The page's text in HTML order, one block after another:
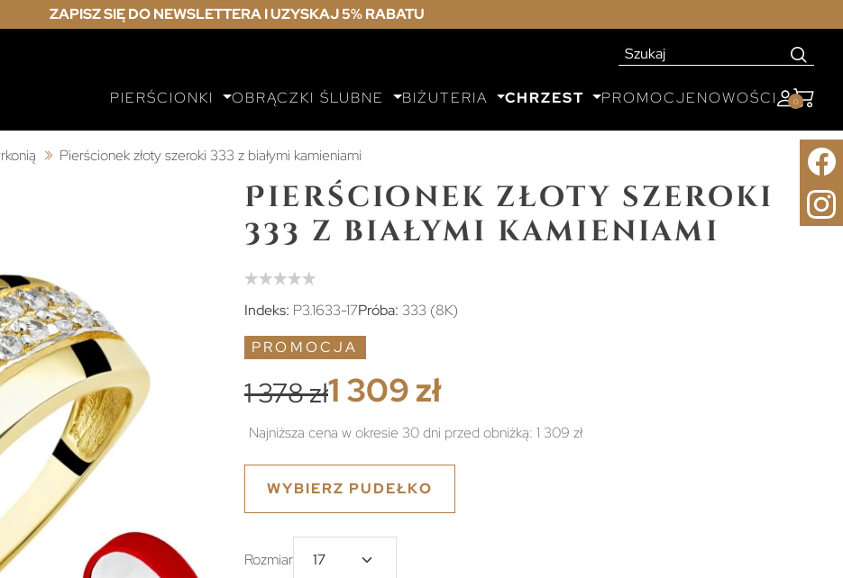
ZAPISZ SIĘ DO NEWSLETTERA I UZYSKAJ 5% RABATU
PIERŚCIONKI OBRĄCZKI ŚLUBNE BIŻUTERIA CHRZEST PROMOCJENOWOŚCI 0
Pierścionek złoty szeroki 333 z białymi kamieniami
Pierścionek złoty szeroki
333 z białymi kamieniami
Indeks: P3.1633-17Próba: 333 (8K)
PROMOCJA
1 378 zł1 309 zł
Najniższa cena w okresie 30 dni przed obniżką: 1 309 zł
WYBIERZ PUDEŁKO
Rozmiar